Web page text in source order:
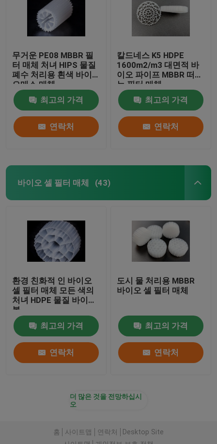
무거운 PE08 MBBR 필
터 매체 처녀 HIPS 물질
폐수 처리용 흰색 바이
오매스 매체
최고의 가격
연락처
칼드네스 K5 HDPE
1600m2/m3 대면적 바
이오 파이프 MBBR 떠있
는 필터 매체
최고의 가격
연락처
바이오 셀 필터 매체 (43)
환경 친화적 인 바이오
셀 필터 매체 모든 색의
처녀 HDPE 물질 바이오
볼
최고의 가격
연락처
도시 물 처리용 MBBR
바이오 셀 필터 매체
최고의 가격
연락처
더 많은 것을 전망하십시
오
홈 사이트맵 연락처
Desktop Site